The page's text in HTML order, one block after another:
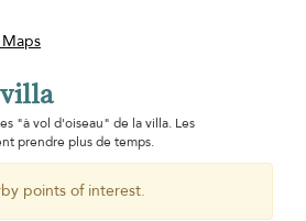
"à vol d'oiseau" de la villa. Les
prendre plus de temps.
points of interest.